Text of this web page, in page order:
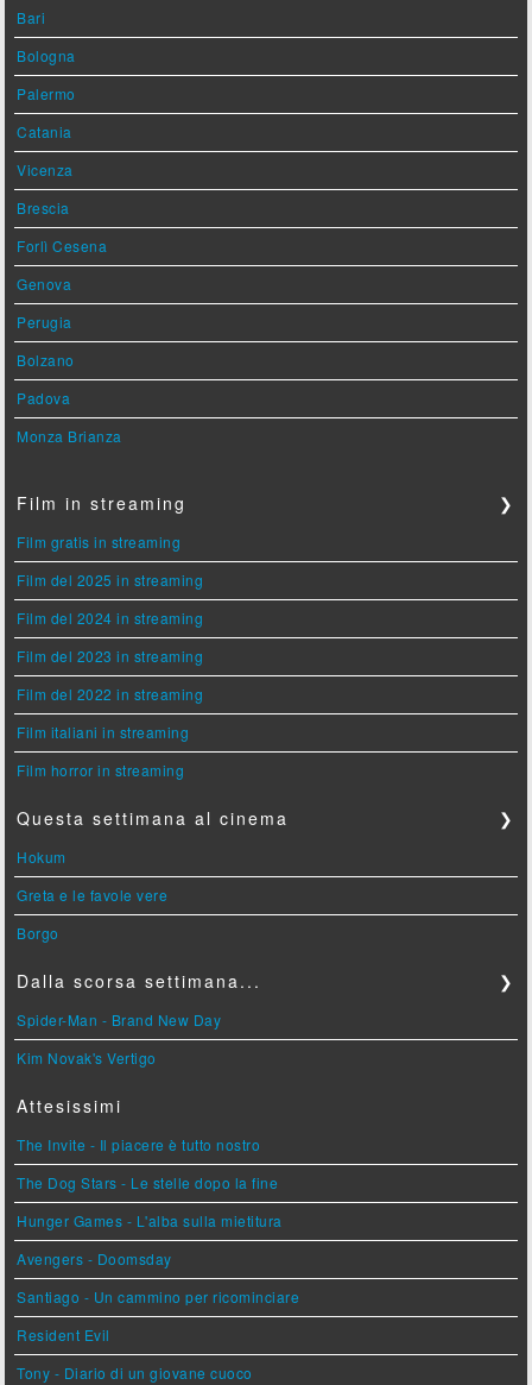
Bari
Bologna
Palermo
Catania
Vicenza
Brescia
Forlì Cesena
Genova
Perugia
Bolzano
Padova
Monza Brianza
Film in streaming ❯
Film gratis in streaming
Film del 2025 in streaming
Film del 2024 in streaming
Film del 2023 in streaming
Film del 2022 in streaming
Film italiani in streaming
Film horror in streaming
Questa settimana al cinema ❯
Hokum
Greta e le favole vere
Borgo
Dalla scorsa settimana... ❯
Spider-Man - Brand New Day
Kim Novak's Vertigo
Attesissimi
The Invite - Il piacere è tutto nostro
The Dog Stars - Le stelle dopo la fine
Hunger Games - L'alba sulla mietitura
Avengers - Doomsday
Santiago - Un cammino per ricominciare
Resident Evil
Tony - Diario di un giovane cuoco